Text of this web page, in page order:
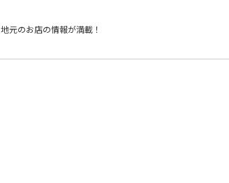
地元のお店の情報が満載！